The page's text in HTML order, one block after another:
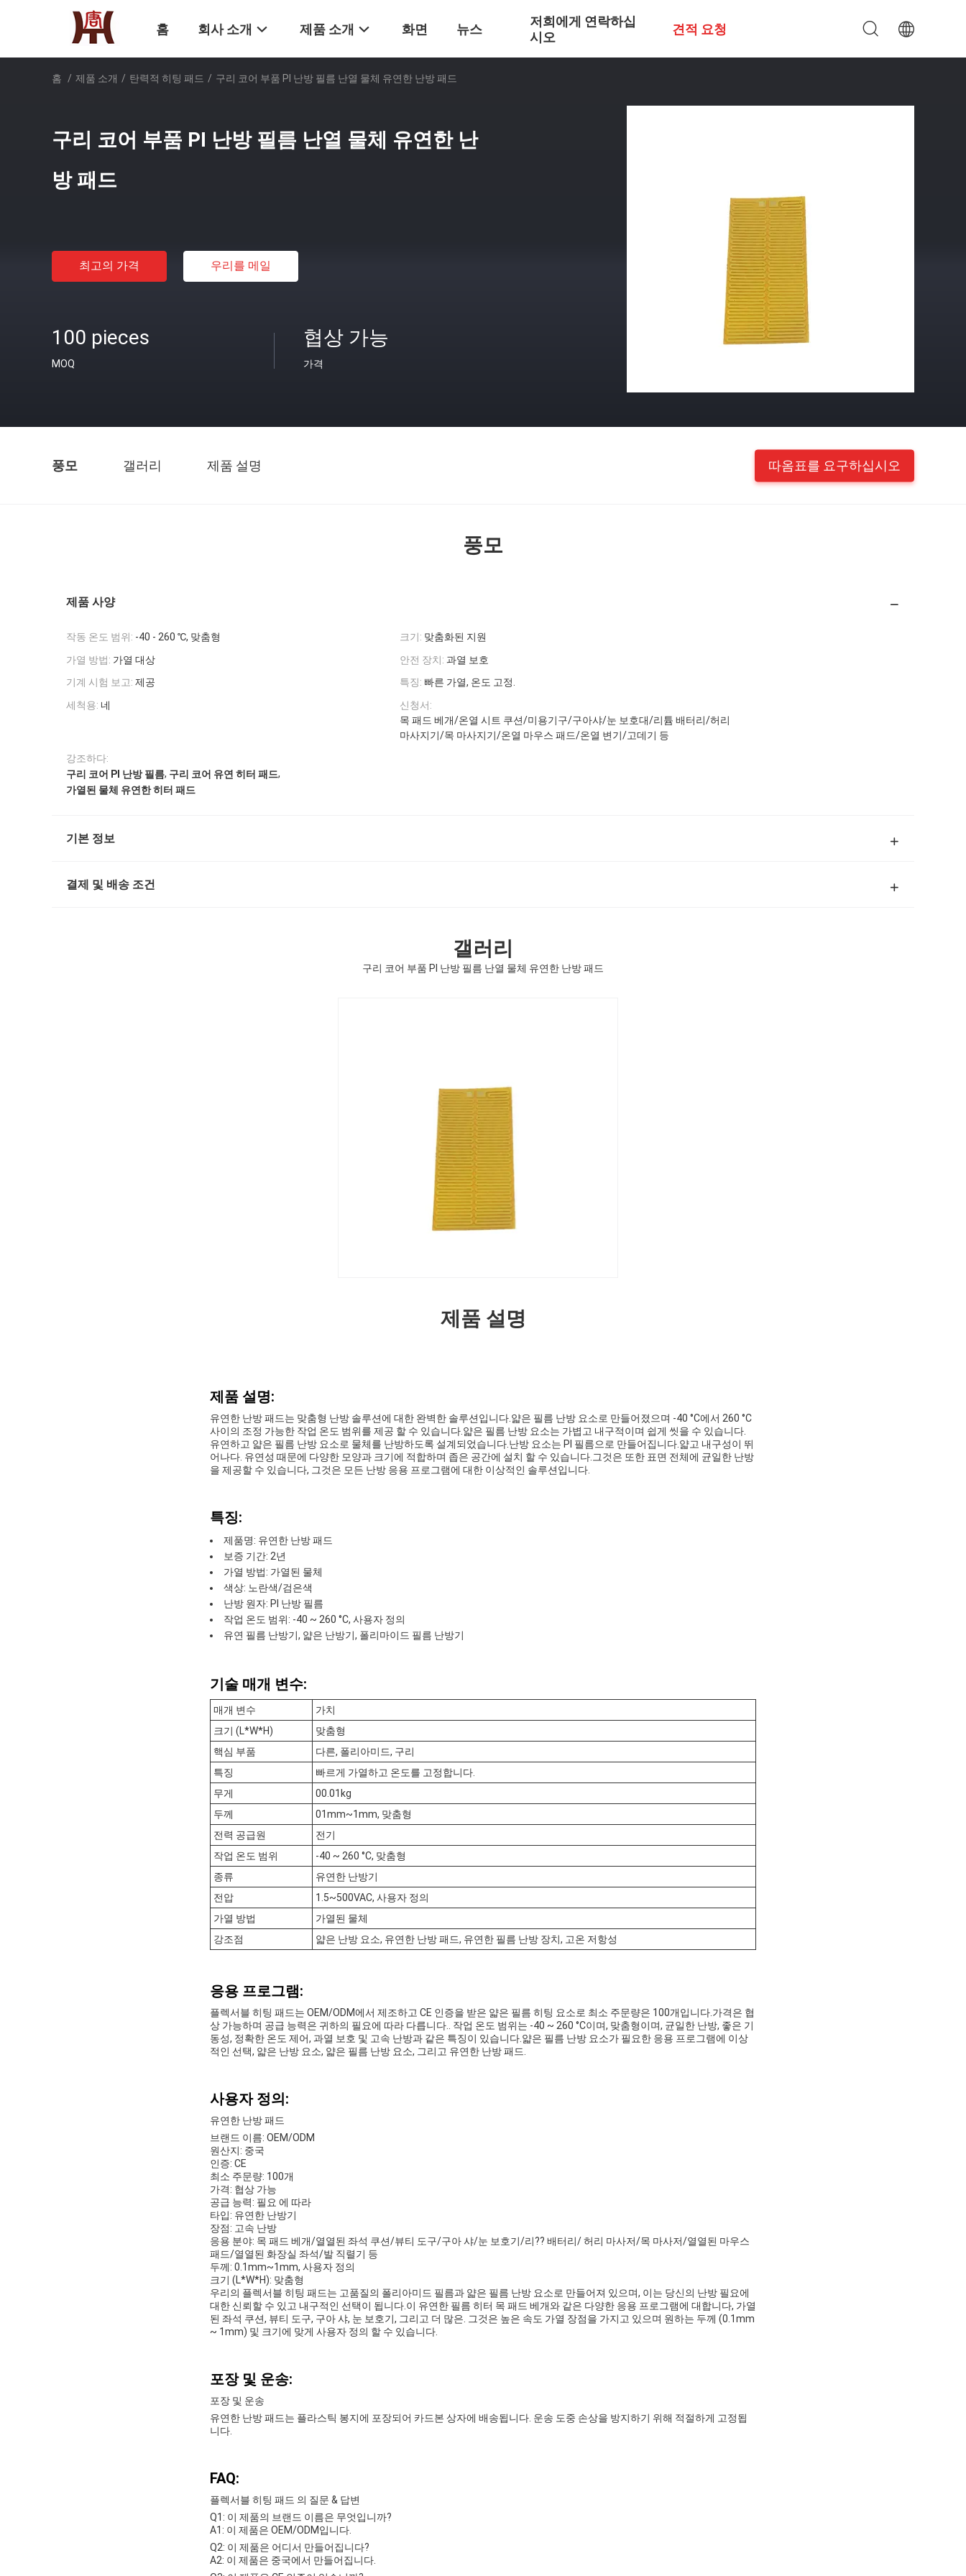
홈 회사 소개 제품 소개 화면 뉴스
저희에게 연락하십
시오
견적 요청
홈 / 제품 소개 / 탄력적 히팅 패드 / 구리 코어 부품 PI 난방 필름 난열 물체 유연한 난방 패드
구리 코어 부품 PI 난방 필름 난열 물체 유연한 난
방 패드
최고의 가격 우리를 메일
100 pieces
MOQ
협상 가능
가격
풍모 갤러리 제품 설명 따옴표를 요구하십시오
풍모
제품 사양
작동 온도 범위: -40 - 260 ℃, 맞춤형 크기: 맞춤화된 지원
가열 방법: 가열 대상 안전 장치: 과열 보호
기계 시험 보고: 제공 특징: 빠른 가열, 온도 고정.
세척용: 네
신청서:
목 패드 베개/온열 시트 쿠션/미용기구/구아샤/눈 보호대/리튬 배터리/허리
마사지기/목 마사지기/온열 마우스 패드/온열 변기/고데기 등
강조하다:
구리 코어 PI 난방 필름, 구리 코어 유연 히터 패드,
가열된 물체 유연한 히터 패드
기본 정보
결제 및 배송 조건
갤러리
구리 코어 부품 PI 난방 필름 난열 물체 유연한 난방 패드
제품 설명
제품 설명:
유연한 난방 패드는 맞춤형 난방 솔루션에 대한 완벽한 솔루션입니다.얇은 필름 난방 요소로 만들어졌으며 -40 °C에서 260 °C
사이의 조정 가능한 작업 온도 범위를 제공 할 수 있습니다.얇은 필름 난방 요소는 가볍고 내구적이며 쉽게 씻을 수 있습니다.
유연하고 얇은 필름 난방 요소로 물체를 난방하도록 설계되었습니다.난방 요소는 PI 필름으로 만들어집니다.얇고 내구성이 뛰
어나다. 유연성 때문에 다양한 모양과 크기에 적합하며 좁은 공간에 설치 할 수 있습니다.그것은 또한 표면 전체에 균일한 난방
을 제공할 수 있습니다, 그것은 모든 난방 응용 프로그램에 대한 이상적인 솔루션입니다.
특징:
제품명: 유연한 난방 패드
보증 기간: 2년
가열 방법: 가열된 물체
색상: 노란색/검은색
난방 원자: PI 난방 필름
작업 온도 범위: -40 ~ 260 °C, 사용자 정의
유연 필름 난방기, 얇은 난방기, 폴리마이드 필름 난방기
기술 매개 변수:
매개 변수
가치
크기 (L*W*H)
맞춤형
핵심 부품
다른, 폴리아미드, 구리
특징
빠르게 가열하고 온도를 고정합니다.
무게
00.01kg
두께
01mm~1mm, 맞춤형
전력 공급원
전기
작업 온도 범위
-40 ~ 260 °C, 맞춤형
종류
유연한 난방기
전압
1.5~500VAC, 사용자 정의
가열 방법
가열된 물체
강조점
얇은 난방 요소, 유연한 난방 패드, 유연한 필름 난방 장치, 고온 저항성
응용 프로그램:
플렉서블 히팅 패드는 OEM/ODM에서 제조하고 CE 인증을 받은 얇은 필름 히팅 요소로 최소 주문량은 100개입니다.가격은 협
상 가능하며 공급 능력은 귀하의 필요에 따라 다릅니다.. 작업 온도 범위는 -40 ~ 260 °C이며, 맞춤형이며, 균일한 난방, 좋은 기
동성, 정확한 온도 제어, 과열 보호 및 고속 난방과 같은 특징이 있습니다.얇은 필름 난방 요소가 필요한 응용 프로그램에 이상
적인 선택, 얇은 난방 요소, 얇은 필름 난방 요소, 그리고 유연한 난방 패드.
사용자 정의:
유연한 난방 패드
브랜드 이름: OEM/ODM
원산지: 중국
인증: CE
최소 주문량: 100개
가격: 협상 가능
공급 능력: 필요 에 따라
타입: 유연한 난방기
장점: 고속 난방
응용 분야: 목 패드 베개/열열된 좌석 쿠션/뷰티 도구/구아 샤/눈 보호기/리?? 배터리/ 허리 마사저/목 마사저/열열된 마우스
패드/열열된 화장실 좌석/발 직렬기 등
두께: 0.1mm~1mm, 사용자 정의
크기 (L*W*H): 맞춤형
우리의 플렉서블 히팅 패드는 고품질의 폴리아미드 필름과 얇은 필름 난방 요소로 만들어져 있으며, 이는 당신의 난방 필요에
대한 신뢰할 수 있고 내구적인 선택이 됩니다.이 유연한 필름 히터 목 패드 베개와 같은 다양한 응용 프로그램에 대합니다, 가열
된 좌석 쿠션, 뷰티 도구, 구아 샤, 눈 보호기, 그리고 더 많은. 그것은 높은 속도 가열 장점을 가지고 있으며 원하는 두께 (0.1mm
~ 1mm) 및 크기에 맞게 사용자 정의 할 수 있습니다.
포장 및 운송:
포장 및 운송
유연한 난방 패드는 플라스틱 봉지에 포장되어 카드본 상자에 배송됩니다. 운송 도중 손상을 방지하기 위해 적절하게 고정됩
니다.
FAQ:
플렉서블 히팅 패드 의 질문 & 답변
Q1: 이 제품의 브랜드 이름은 무엇입니까?
A1: 이 제품은 OEM/ODM입니다.
Q2: 이 제품은 어디서 만들어집니다?
A2: 이 제품은 중국에서 만들어집니다.